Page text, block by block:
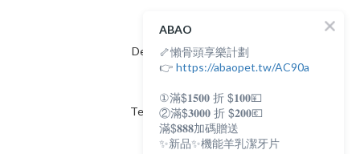
FAQ
Delivery & Shipping
Payment
Return Policy
Terms & Conditions
Contact
ABAO
🦴懶骨頭享樂計劃
👉 https://abaopet.tw/AC90a
①滿$𝟏𝟓𝟎𝟎 折 $𝟏𝟎𝟎💴
②滿$𝟑𝟎𝟎𝟎 折 $𝟐𝟎𝟎💶
滿$𝟖𝟖𝟖加碼贈送
✨新品✨機能羊乳潔牙片